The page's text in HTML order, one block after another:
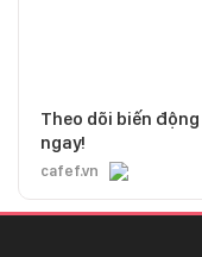
Theo dõi biến
ngay!
cafef.vn